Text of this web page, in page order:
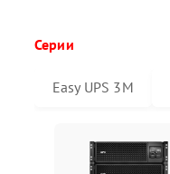
Серии
Easy UPS 3M